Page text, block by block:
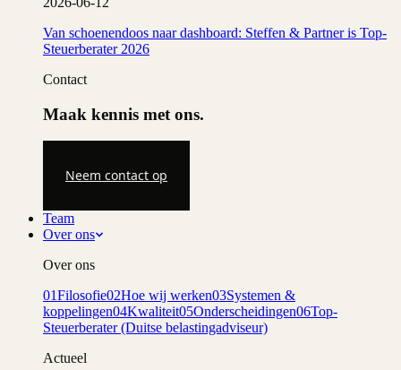
Van schoenendoos naar dashboard: Steffen & Partner is Top-
Steuerberater 2026
Contact
Maak kennis met ons.
Neem contact op
Team
Over ons
Over ons
01Filosofie02Hoe wij werken03Systemen &
koppelingen04Kwaliteit05Onderscheidingen06Top-
Steuerberater (Duitse belastingadviseur)
Actueel